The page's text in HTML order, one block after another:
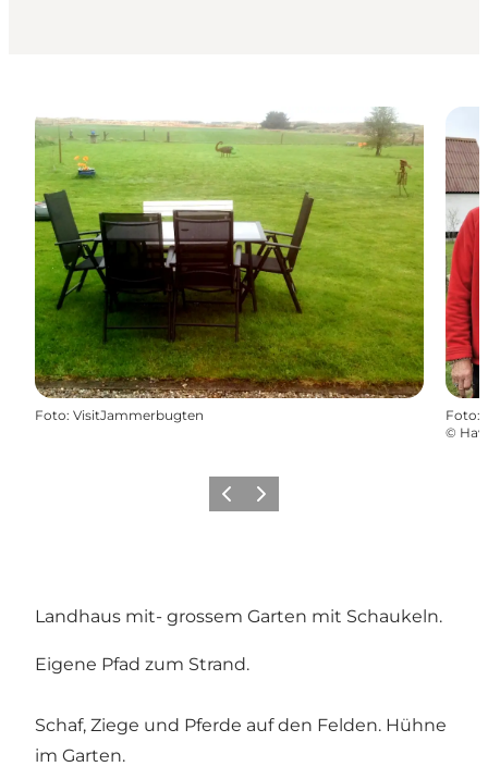
Foto: VisitJammerbugten Foto:
©
ZurückWeiter
Landhaus mit- grossem Garten mit Schaukeln.
Eigene Pfad zum Strand.
Schaf, Ziege und Pferde auf den Felden. Hühne
im Garten.